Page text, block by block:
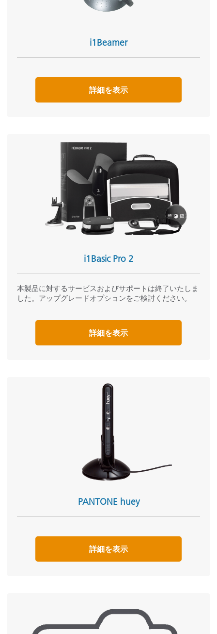
i1Beamer
詳細を表示
i1Basic Pro 2
本製品に対するサービスおよびサポートは終了いたしま
した。アップグレードオプションをご検討ください。
詳細を表示
PANTONE huey
詳細を表示